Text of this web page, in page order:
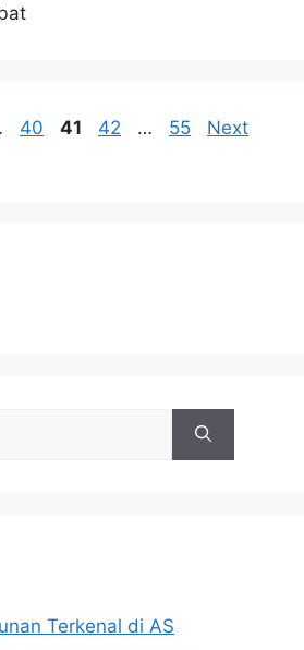
Page
40 Page
41 Page
42 … Page
55
Next
Terkenal di AS